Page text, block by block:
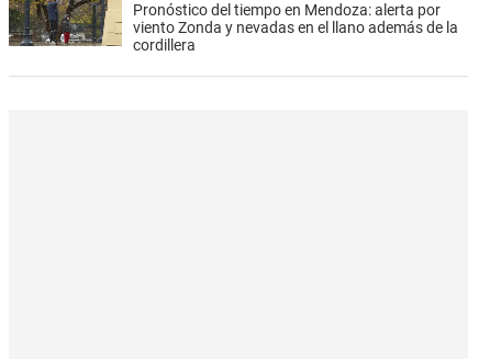
Pronóstico del tiempo en Mendoza: alerta por
viento Zonda y nevadas en el llano además de la
cordillera